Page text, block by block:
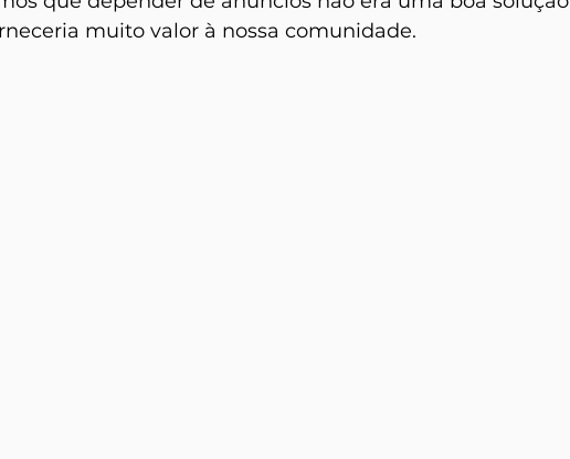
muito valor à nossa comunidade.